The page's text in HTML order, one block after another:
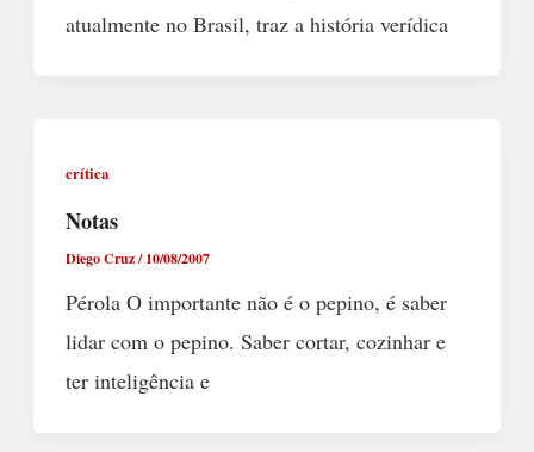
atualmente no Brasil, traz a história verídica
crítica
Notas
Diego Cruz/10/08/2007
Pérola O importante não é o pepino, é saber
lidar com o pepino. Saber cortar, cozinhar e
ter inteligência e